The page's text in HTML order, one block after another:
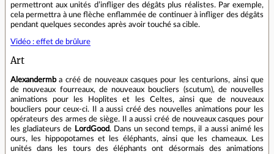
permettront aux unités d’infliger des dégâts plus réalistes. Par exemple,
cela permettra à une flèche enflammée de continuer à infliger des dégâts
pendant quelques secondes après avoir touché sa cible.
Vidéo : effet de brûlure
Art
Alexandermba créé de nouveaux casques pour les centurions, ainsi que
de nouveaux fourreaux, de nouveaux boucliers (scutum), de nouvelles
animations pour les Hoplites et les Celtes, ainsi que de nouveaux
boucliers pour ceux‑ci. Il a aussi créé des nouvelles animations pour les
opérateurs des armes de siège. Il a aussi créé de nouveaux casques pour
les gladiateurs de
LordGood. Dans un second temps, il a aussi animé les
ours, les hippopotames et les éléphants, ainsi que les chameaux. Les
unités dans les tours des éléphants ont désormais des animations